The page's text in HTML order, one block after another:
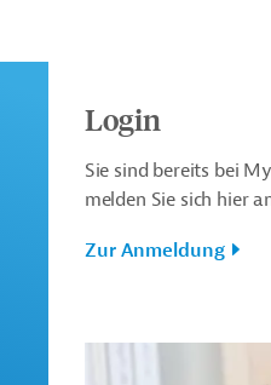
Login
Sie sind bereits bei
melden Sie sich hier
Zur Anmeldung